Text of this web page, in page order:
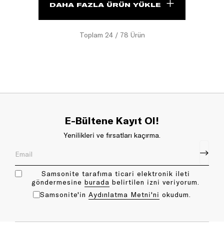
Toplam 24/ 78 Ürün
DAHA FAZLA ÜRÜN YÜKLE
E-Bültene Kayıt Ol!
Yenilikleri ve fırsatları kaçırma.
Samsonite tarafıma ticari elektronik ileti
göndermesine bu rada belirtilen izni veriyorum.
Samsonite'in Aydınlatma Metni'ni okudum.